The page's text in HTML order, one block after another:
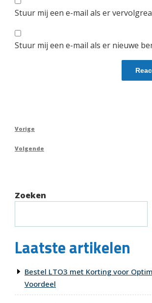
Stuur mij een e-mail als er
Stuur mij een e-mail als er nieuwe
Berichtnavigatie
Vorig
Vorige
Volgend
Volgende
Zoeken
Laatste artikelen
Bestel LTO3 met Korting voor
Voordeel